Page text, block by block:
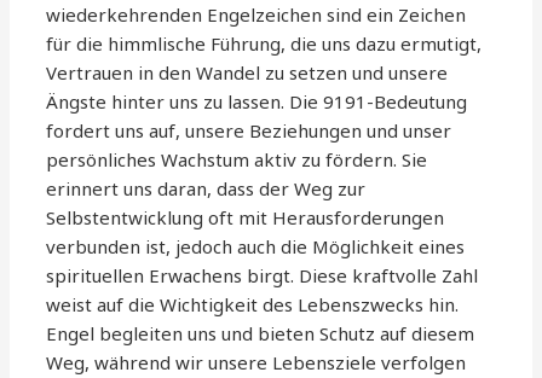
wiederkehrenden Engelzeichen sind ein Zeichen
für die himmlische Führung, die uns dazu ermutigt,
Vertrauen in den Wandel zu setzen und unsere
Ängste hinter uns zu lassen. Die 9191-Bedeutung
fordert uns auf, unsere Beziehungen und unser
persönliches Wachstum aktiv zu fördern. Sie
erinnert uns daran, dass der Weg zur
Selbstentwicklung oft mit Herausforderungen
verbunden ist, jedoch auch die Möglichkeit eines
spirituellen Erwachens birgt. Diese kraftvolle Zahl
weist auf die Wichtigkeit des Lebenszwecks hin.
Engel begleiten uns und bieten Schutz auf diesem
Weg, während wir unsere Lebensziele verfolgen